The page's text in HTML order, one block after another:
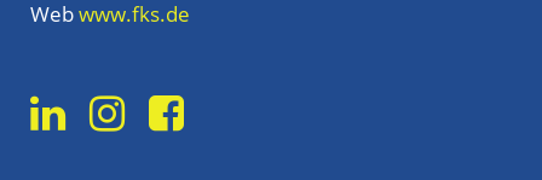
Webwww.fks.de